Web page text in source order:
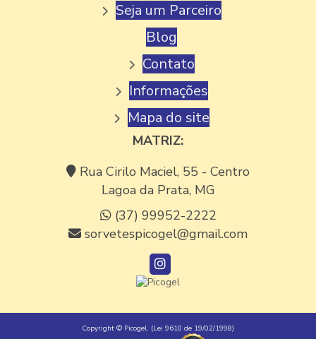
FABRICA DE PICOLE E SORVETE
FABRICA DE SORVETE GELATO
FABRICA DE SORVETE EM MINAS GERAIS
FÁBRICA DE SORVETE MINAS GERIAIS
FABRICA DE SORVETE PREÇO
FÁBRICA DE SORVETE PARA REVENDA
FABRICANTE DE AÇAÍ
FABRICANTES DE AÇAÍ NO BRASIL
FORNECEDOR DE AÇAI DO PARÁ
Seja um Parceiro
Blog
Contato
Informações
Mapa do site
MATRIZ:
Rua Cirilo Maciel, 55 - Centro
Lagoa da Prata, MG
(37) 99952-2222
sorvetespicogel@gmail.com
Copyright © Picogel. (Lei 9610 de 19/02/1998)